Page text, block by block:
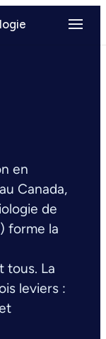
en
Canada,
de
forme la
tous. La
leviers :